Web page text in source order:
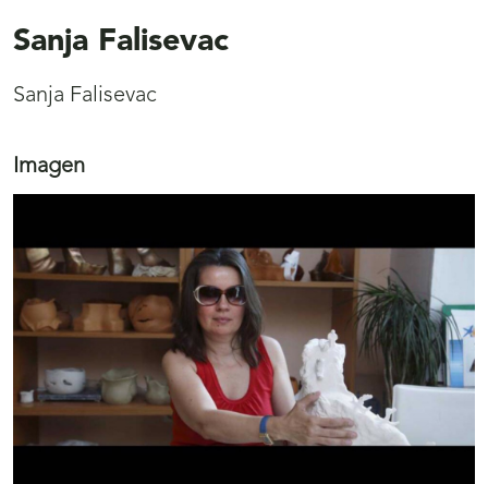
Sanja Falisevac
Sanja Falisevac
Imagen